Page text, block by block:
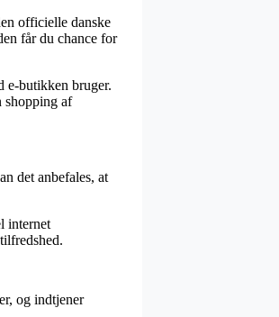
officielle danske
får du chance for
e-butikken bruger.
shopping af
det anbefales, at
internet
og indtjener